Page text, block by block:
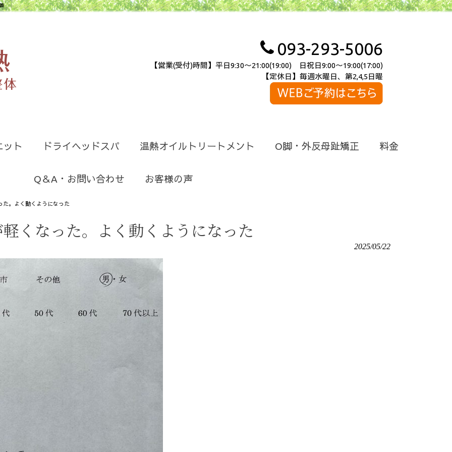
093-293-5006
【営業(受付)時間】平日9:30～21:00(19:00) 日祝日9:00～19:00(17:00)
【定休日】毎週水曜日、第2,4,5日曜
ット ドライヘッドスパ 温熱オイルトリートメント O脚・外反母趾矯正 料金
Q＆A・お問い合わせ お客様の声
た。よく動くようになった
くなった。よく動くようになった
2025/05/22